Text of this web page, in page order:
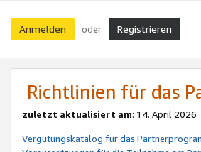
Anmelden oder Registrieren
Richtlinien für das
zuletzt aktualisiert am: 14. April 2026
Vergütungskatalog für das